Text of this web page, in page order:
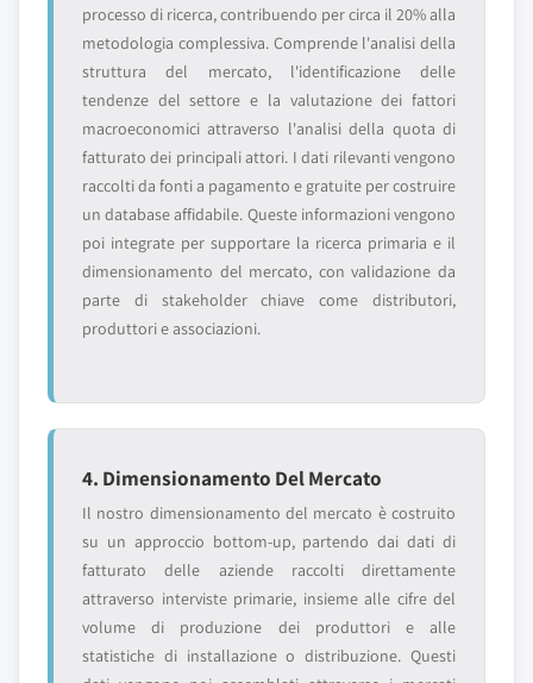
processo di ricerca, contribuendo per circa il 20% alla
metodologia complessiva. Comprende l'analisi della
struttura del mercato, l'identificazione delle
tendenze del settore e la valutazione dei fattori
macroeconomici attraverso l'analisi della quota di
fatturato dei principali attori. I dati rilevanti vengono
raccolti da fonti a pagamento e gratuite per costruire
un database affidabile. Queste informazioni vengono
poi integrate per supportare la ricerca primaria e il
dimensionamento del mercato, con validazione da
parte di stakeholder chiave come distributori,
produttori e associazioni.
4. Dimensionamento Del Mercato
Il nostro dimensionamento del mercato è costruito
su un approccio bottom-up, partendo dai dati di
fatturato delle aziende raccolti direttamente
attraverso interviste primarie, insieme alle cifre del
volume di produzione dei produttori e alle
statistiche di installazione o distribuzione. Questi